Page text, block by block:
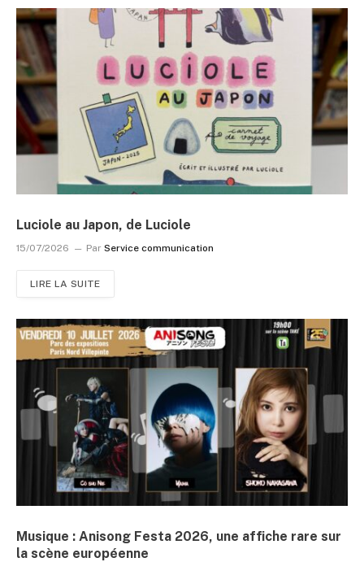
Luciole au Japon, de Luciole
15/07/2026 Par Service communication
LIRE LA SUITE
Musique : Anisong Festa 2026, une affiche rare sur
la scène européenne